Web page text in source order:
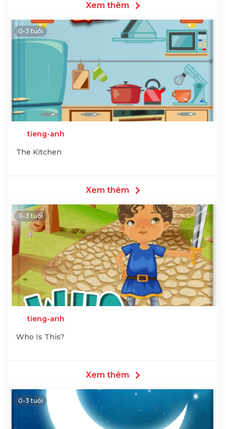
Xem thêm
0-3 tuổi
tieng-anh
The Kitchen
Xem thêm
0-3 tuổi
tieng-anh
Who Is This?
Xem thêm
0-3 tuổi